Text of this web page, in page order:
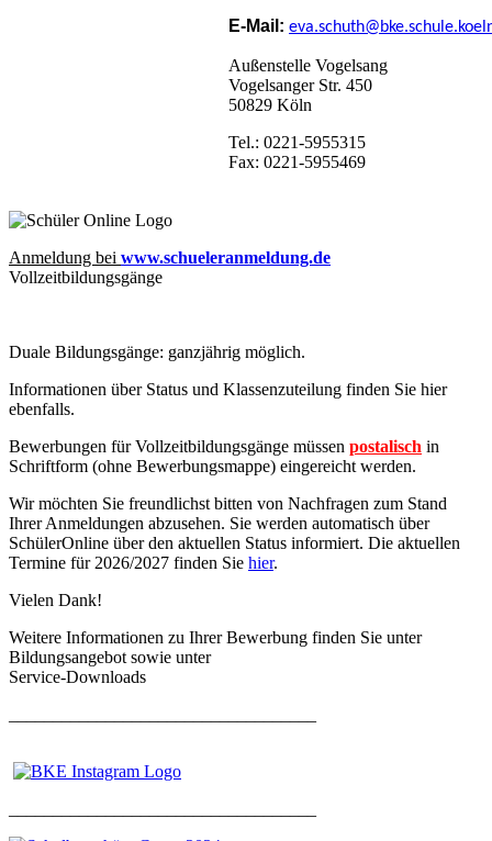
E-Mail:
Außenstelle Vogelsang
Vogelsanger Str. 450
50829 Köln
Tel.: 0221-5955315
Fax: 0221-5955469
Anmeldung bei www.schueleranmeldung.de
Vollzeitbildungsgänge
Duale Bildungsgänge: ganzjährig möglich.
Informationen über Status und Klassenzuteilung finden Sie hier
ebenfalls.
Bewerbungen für Vollzeitbildungsgänge müssen postalisch in
Schriftform (ohne Bewerbungsmappe) eingereicht werden.
Wir möchten Sie freundlichst bitten von Nachfragen zum Stand
Ihrer Anmeldungen abzusehen. Sie werden automatisch über
SchülerOnline über den aktuellen Status informiert. Die aktuellen
Termine für 2026/2027 finden Sie hier.
Vielen Dank!
Weitere Informationen zu Ihrer Bewerbung finden Sie unter
Bildungsangebot sowie unter
Service-Downloads